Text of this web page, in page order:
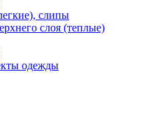
слипы
слоя (теплые)
одежды